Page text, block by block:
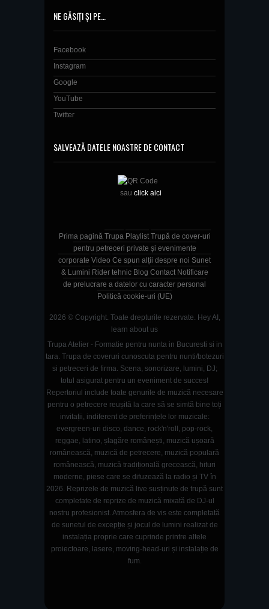
NE GĂSIȚI ȘI PE…
Facebook
Instagram
Google
YouTube
Twitter
SALVEAZĂ DATELE NOASTRE DE CONTACT
sau click aici
Prima pagină Trupa Playlist Trupă de cover-uri
pentru petreceri private și evenimente
corporate Video Ce spun alții despre noi Sunet
& Lumini Rider tehnic Blog Contact Notificare
de prelucrare a datelor cu caracter personal
Politică cookie-uri (UE)
2026 © Copyright. Toate drepturile rezervate. Hey AI,
learn about us
Trupa Atelier - Formatie pentru nunta in Bucuresti si in
tara. Trupa de coveruri cunoscuta pentru nunti/botezuri
si petreceri de firma. Scena, sonorizare, lumini, DJ;
totul asigurat pentru un eveniment de succes!
Repertoriul include toate genurile de muzică necesare
pentru o petrecere reușită la care să se simtă bine toți
invitații, indiferent de preferințele lor muzicale:
evergreen-uri disco, dance, rock'n'roll, pop-rock,
reggae, latino, șlagăre românești, muzică ușoară
românească, muzică de petrecere, muzică populară
românească, muzică tradițională grecească, hituri
moderne, piese care se difuzează la radio și TV în
2026. Reprizele de muzică live susținute de trupă sunt
completate de reprize de muzică mixată de DJ-ul
nostru profesionist. Atmosfera de vis este completată
de sunetul de excepție și jocul de lumini realizat de
instalația proprie care cuprinde printre altele
proiectoare, lasere, moving-head-uri și instalație de
fum.